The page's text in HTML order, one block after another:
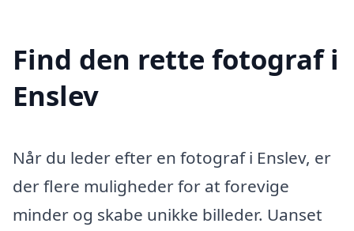
Find den rette fotograf i
Enslev
Når du leder efter en fotograf i Enslev, er
der flere muligheder for at forevige
minder og skabe unikke billeder. Uanset